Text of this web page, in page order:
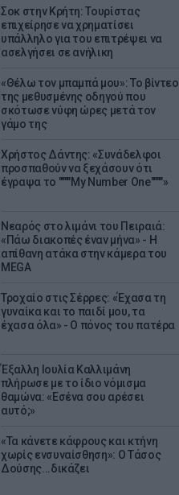
Σοκ στην Κρήτη: Τουρίστας
επιχείρησε να χρηματίσει
υπάλληλο για του επιτρέψει να
ασελγήσει σε ανήλικη
«Θέλω τον μπαμπά μου»: Το βίντεο
της μεθυσμένης οδηγού που
σκότωσε νύφη ώρες μετά τον
γάμο της
Χρήστος Δάντης: «Συνάδελφοι
προσπαθούν να ξεχάσουν ότι
έγραψα το """"My Number One""""»
Νεαρός στο λιμάνι του Πειραιά:
«Πάω διακοπές έναν μήνα» - Η
απίθανη ατάκα στην κάμερα του
MEGA
Τροχαίο στις Σέρρες: «Έχασα τη
γυναίκα και το παιδί μου, τα
έχασα όλα» - Ο πόνος του πατέρα
Έξαλλη Ιουλία Καλλιμάνη
πλήρωσε με το ίδιο νόμισμα
θαμώνα: «Εσένα σου αρέσει
αυτό;»
«Τα κάνετε κάφρους και κτήνη
χωρίς ενσυναίσθηση»: Ο Τάσος
Δούσης...δικάζει